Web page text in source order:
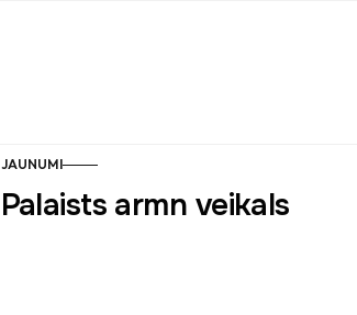
JAUNUMI
Palaists armn veikals